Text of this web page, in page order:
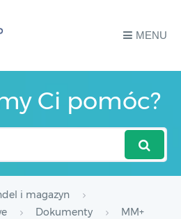
MENU
Ci pomóc?
i magazyn
Dokumenty MM+